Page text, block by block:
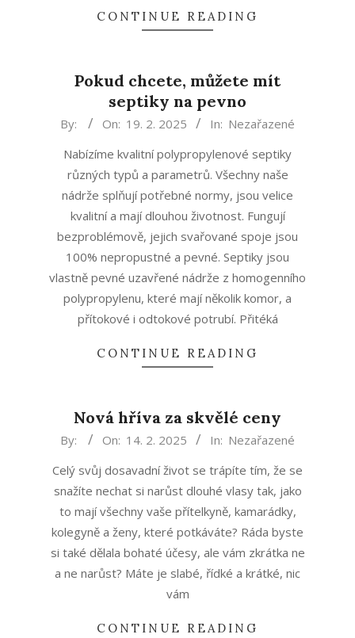
CONTINUE READING
Pokud chcete, můžete mít
septiky na pevno
2025-
By: On: 19. 2. 2025 In: Nezařazené
Nabízíme kvalitní polypropylenové septiky
různých typů a parametrů. Všechny naše
nádrže splňují potřebné normy, jsou velice
kvalitní a mají dlouhou životnost. Fungují
bezproblémově, jejich svařované spoje jsou
100% nepropustné a pevné. Septiky jsou
vlastně pevné uzavřené nádrže z homogenního
polypropylenu, které mají několik komor, a
přítokové i odtokové potrubí. Přitéká
CONTINUE READING
Nová hříva za skvělé ceny
2025-
14
By: On: 14. 2. 2025 In: Nezařazené
Celý svůj dosavadní život se trápíte tím, že se
snažíte nechat si narůst dlouhé vlasy tak, jako
to mají všechny vaše přítelkyně, kamarádky,
kolegyně a ženy, které potkáváte? Ráda byste
si také dělala bohaté účesy, ale vám zkrátka ne
a ne narůst? Máte je slabé, řídké a krátké, nic
vám
CONTINUE READING